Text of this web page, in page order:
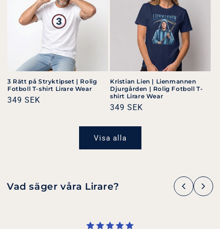
3 Rätt på Stryktipset | Rolig
Fotboll T-shirt Lirare Wear
Ordinarie
349 SEK
Kristian Lien | Lienmannen
Djurgården | Rolig Fotboll T-
shirt Lirare Wear
Ordinarie
349 SEK
Visa alla
Vad säger våra Lirare?